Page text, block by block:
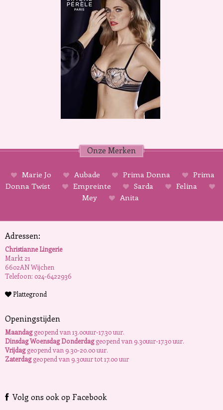
Onze Merken
Marie Jo Aubade Prima Donna
Prima
Donna Twist
Empreinte Sarda
Felina
Mey
Anita
Adressen:
Christianne Lingerie
Markt 21
6602AN Wijchen
Telefoon: 024-6422936
Plattegrond
Openingstijden
Maandaggeopend van 13.00uur-17.30 uur.
Dinsdag Woensdag Donderdaggeopend van 9.30uur-17.30 uur.
Vrijdaggeopend van 9.30-20.00 uur.
Zaterdaggeopend van 9.30uur tot 17.00 uur
Volg ons ook op Facebook